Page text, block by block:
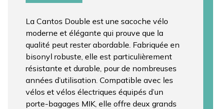
La Cantos Double est une sacoche vélo
moderne et élégante qui prouve que la
qualité peut rester abordable. Fabriquée en
bisonyl robuste, elle est particulièrement
résistante et durable, pour de nombreuses
années d’utilisation. Compatible avec les
vélos et vélos électriques équipés d’un
porte-bagages MIK, elle offre deux grands